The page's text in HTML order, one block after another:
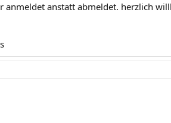
anmeldet anstatt abmeldet. herzlich